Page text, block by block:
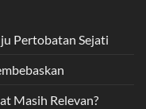
Pertobatan Sejati
Masih Relevan?